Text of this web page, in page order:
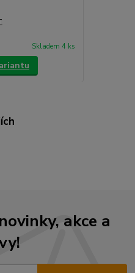
Skladem 4 ks
akce a